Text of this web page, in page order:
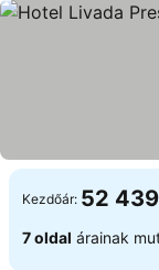
Kezdőár: 52
7 oldal árainak